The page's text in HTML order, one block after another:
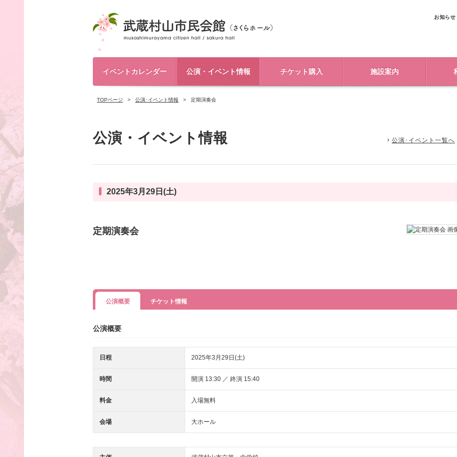
お知らせ
イベントカレンダー 公演・イベント情報 チケット購入 施設案内
TOPページ 公演･イベント情報 定期演奏会
公演・イベント情報 公演･イベント一覧へ
2025年3月29日(土)
定期演奏会
公演概要 チケット情報
公演概要
日程 2025年3月29日(土)
時間 開演 13:30 ／ 終演 15:40
料金 入場無料
会場 大ホール